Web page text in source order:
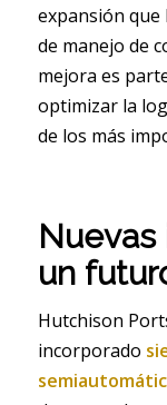
expansión que
de manejo de
mejora es
optimizar la
de los más
Nuevas
un
Hutchison
incorporado